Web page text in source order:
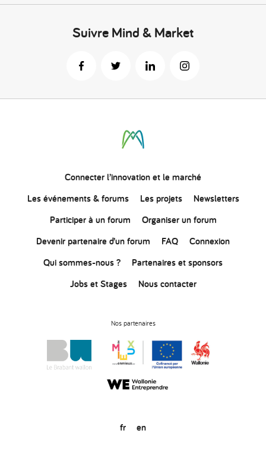
Suivre Mind & Market
Connecterl’innovationet le marché
Les événements & forums
Les projets
Newsletters
Participer à un forum
Organiser un forum
Devenir partenaire d’un forum
FAQ
Connexion
Qui sommes-nous ?
Partenaires et sponsors
Jobs et Stages
Nous contacter
Nos partenaires
fr en